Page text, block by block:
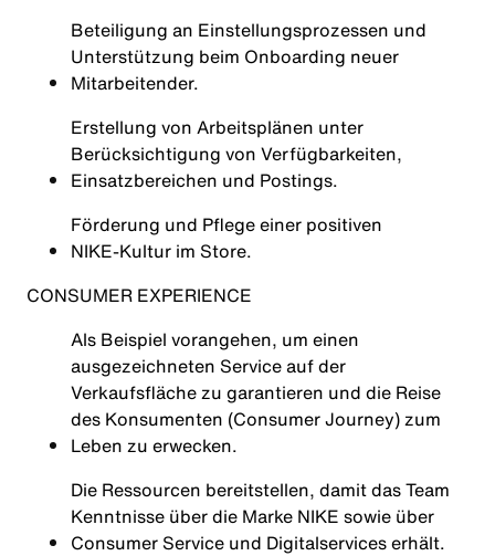
Beteiligung an Einstellungsprozessen und
Unterstützung beim Onboarding neuer
Mitarbeitender.
Erstellung von Arbeitsplänen unter
Berücksichtigung von Verfügbarkeiten,
Einsatzbereichen und Postings.
Förderung und Pflege einer positiven
NIKE‑Kultur im Store.
CONSUMER EXPERIENCE
Als Beispiel vorangehen, um einen
ausgezeichneten Service auf der
Verkaufsfläche zu garantieren und die Reise
des Konsumenten (Consumer Journey) zum
Leben zu erwecken.
Die Ressourcen bereitstellen, damit das Team
Kenntnisse über die Marke NIKE sowie über
Consumer Service und Digitalservices erhält.